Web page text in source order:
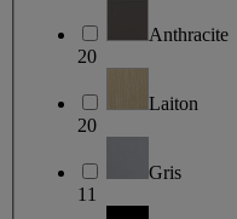
Anthracite
20
Laiton
20
Gris
11